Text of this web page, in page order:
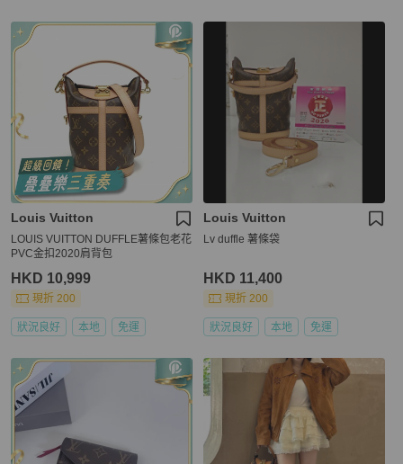
Louis Vuitton
LOUIS VUITTON DUFFLE薯條包老花
PVC金扣2020肩背包
HKD 10,999
現折 200
狀況良好 本地 免運
Louis Vuitton
Lv duffle 薯條袋
HKD 11,400
現折 200
狀況良好 本地 免運